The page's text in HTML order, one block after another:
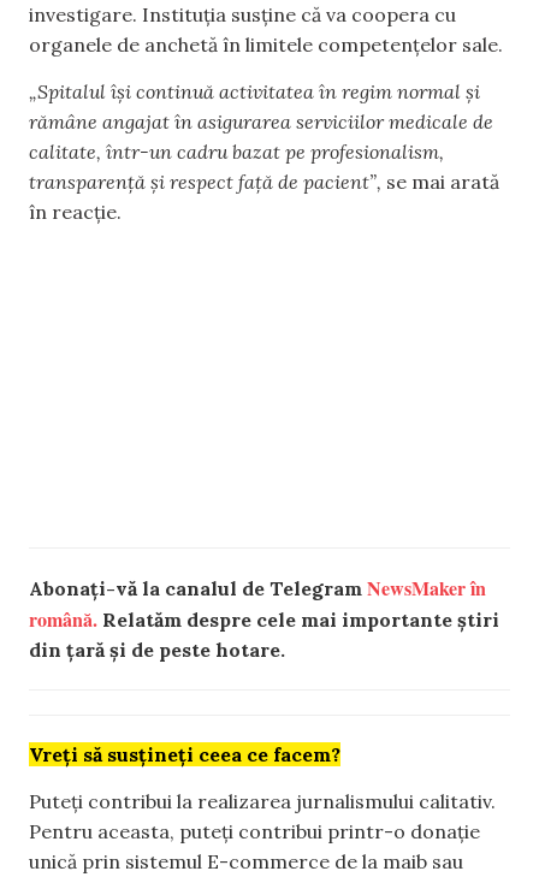
investigare. Instituția susține că va coopera cu
organele de anchetă în limitele competențelor sale.
„Spitalul își continuă activitatea în regim normal și
rămâne angajat în asigurarea serviciilor medicale de
calitate, într-un cadru bazat pe profesionalism,
transparență și respect față de pacient”, se mai arată
în reacție.
Abonați-vă la canalul de Telegram NewsMaker în
română. Relatăm despre cele mai importante știri
din țară și de peste hotare.
Vreți să susțineți ceea ce facem?
Puteți contribui la realizarea jurnalismului calitativ.
Pentru aceasta, puteți contribui printr-o donație
unică prin sistemul E-commerce de la maib sau